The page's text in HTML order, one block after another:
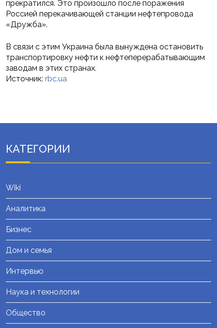
прекратился. Это произошло после поражения
Россией перекачивающей станции нефтепровода
«Дружба».
В связи с этим Украина была вынуждена остановить
транспортировку нефти к нефтеперерабатывающим
заводам в этих странах.
Источник: rbc.ua
КАТЕГОРИИ
Wiki
Аналитика
Бизнес
Дом и семья
Интервью
Наука и технологии
Общество